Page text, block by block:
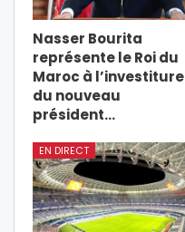
Nasser Bourita
représente le Roi du
Maroc à l’investiture
du nouveau
président…
EN DIRECT